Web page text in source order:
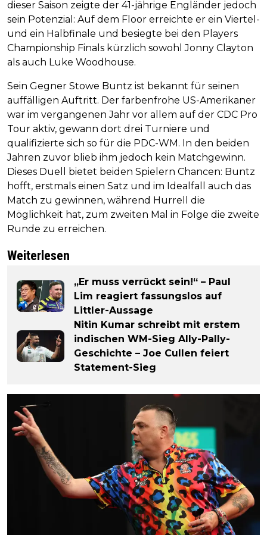
dieser Saison zeigte der 41-jährige Engländer jedoch
sein Potenzial: Auf dem Floor erreichte er ein Viertel-
und ein Halbfinale und besiegte bei den Players
Championship Finals kürzlich sowohl Jonny Clayton
als auch Luke Woodhouse.
Sein Gegner Stowe Buntz ist bekannt für seinen
auffälligen Auftritt. Der farbenfrohe US-Amerikaner
war im vergangenen Jahr vor allem auf der CDC Pro
Tour aktiv, gewann dort drei Turniere und
qualifizierte sich so für die PDC-WM. In den beiden
Jahren zuvor blieb ihm jedoch kein Matchgewinn.
Dieses Duell bietet beiden Spielern Chancen: Buntz
hofft, erstmals einen Satz und im Idealfall auch das
Match zu gewinnen, während Hurrell die
Möglichkeit hat, zum zweiten Mal in Folge die zweite
Runde zu erreichen.
Weiterlesen
„Er muss verrückt sein!“ – Paul
Lim reagiert fassungslos auf
Littler-Aussage
Nitin Kumar schreibt mit erstem
indischen WM-Sieg Ally-Pally-
Geschichte – Joe Cullen feiert
Statement-Sieg